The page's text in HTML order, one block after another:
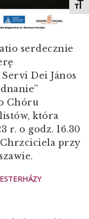
serdecznie
Dei János
Chóru
która
r. o godz. 16.30
przy